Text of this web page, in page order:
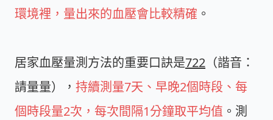
環境裡，量出來的血壓會比較精確 。
居家血壓量測方法的重要口訣是722 （諧音：
請量量）， 持續測量7天、早晚2個時段、每
個時段量2次，每次間隔1分鐘取平均值 。測